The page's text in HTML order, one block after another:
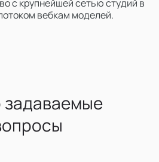
с крупнейшей сетью студий в
вебкам моделей.
задаваемые